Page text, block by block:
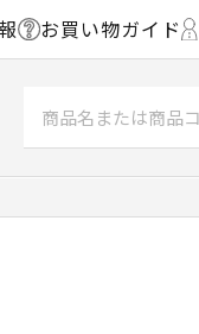
お買い物ガイド